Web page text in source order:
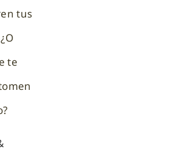
tus
te